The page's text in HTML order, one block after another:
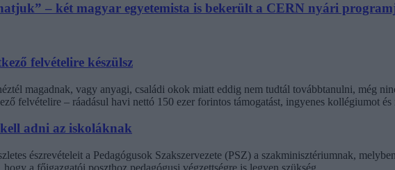
– két magyar egyetemista is bekerült a CERN nyári
felvételire készülsz
magadnak, vagy anyagi, családi okok miatt eddig nem tudtál továbbtanulni, még
felvételire – ráadásul havi nettó 150 ezer forintos támogatást, ingyenes kollégiumot
kell adni az iskoláknak
észrevételeit a Pedagógusok Szakszervezete (PSZ) a szakminisztériumnak,
a főigazgatói poszthoz pedagógusi végzettségre is legyen szükség.